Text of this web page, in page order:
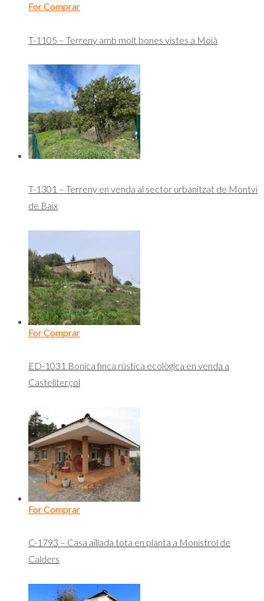
For Comprar
T-1105 – Terreny amb molt bones vistes a Moià
T-1301 – Terreny en venda al sector urbanitzat de Montví
de Baix
For Comprar
ED-1031 Bonica finca rústica ecològica en venda a
Castellterçol
For Comprar
C-1793 – Casa aïllada tota en planta a Monistrol de
Calders